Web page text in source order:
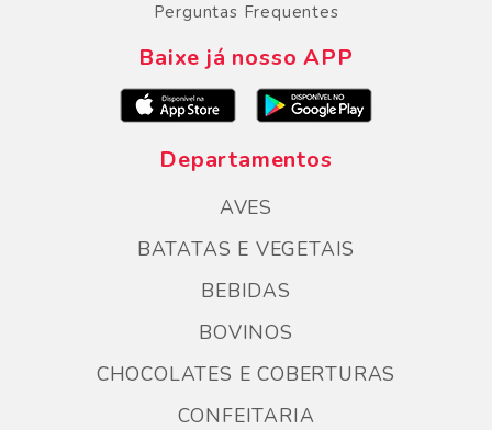
Perguntas Frequentes
Baixe já nosso APP
Departamentos
AVES
BATATAS E VEGETAIS
BEBIDAS
BOVINOS
CHOCOLATES E COBERTURAS
CONFEITARIA